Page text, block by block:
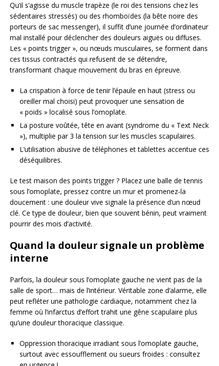
Qu’il s’agisse du muscle trapèze (le roi des tensions chez les
sédentaires stressés) ou des rhomboïdes (la bête noire des
porteurs de sac messenger), il suffit d’une journée d’ordinateur
mal installé pour déclencher des douleurs aiguës ou diffuses.
Les « points trigger », ou nœuds musculaires, se forment dans
ces tissus contractés qui refusent de se détendre,
transformant chaque mouvement du bras en épreuve.
La crispation à force de tenir l’épaule en haut (stress ou
oreiller mal choisi) peut provoquer une sensation de
« poids » localisé sous l’omoplate.
La posture voûtée, tête en avant (syndrome du « Text Neck
»), multiplie par 3 la tension sur les muscles scapulaires.
L’utilisation abusive de téléphones et tablettes accentue ces
déséquilibres.
Le test maison des points trigger ? Placez une balle de tennis
sous l’omoplate, pressez contre un mur et promenez-la
doucement : une douleur vive signale la présence d’un nœud
clé. Ce type de douleur, bien que souvent bénin, peut vraiment
pourrir des mois d’activité.
Quand la douleur signale un problème
interne
Parfois, la douleur sous l’omoplate gauche ne vient pas de la
salle de sport… mais de l’intérieur. Véritable zone d’alarme, elle
peut refléter une pathologie cardiaque, notamment chez la
femme où l’infarctus d’effort trahit une gêne scapulaire plus
qu’une douleur thoracique classique.
Oppression thoracique irradiant sous l’omoplate gauche,
surtout avec essoufflement ou sueurs froides : consultez